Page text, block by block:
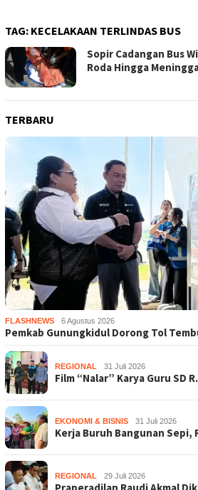
TAG: KECELAKAAN TERLINDAS BUS
Sopir Cadangan Bus
Roda Hingga
TERBARU
FLASHNEWS 6 Agustus 2026
Pemkab Gunungkidul Dorong Tol
REGIONAL 31 Juli 2026
Film “Nalar” Karya Guru SD
EKONOMI & BISNIS 31 Juli 2026
Kerja Buruh Bangunan
REGIONAL 29 Juli 2026